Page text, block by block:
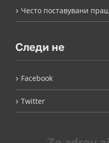
Често поставувани
Следи не
Facebook
Twitter